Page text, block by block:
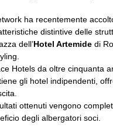
ha recentemente
distintive delle
dell’Hotel Artemide di
Hotels da oltre cinquanta
gli hotel indipendenti,
ottenuti vengono
degli albergatori soci.